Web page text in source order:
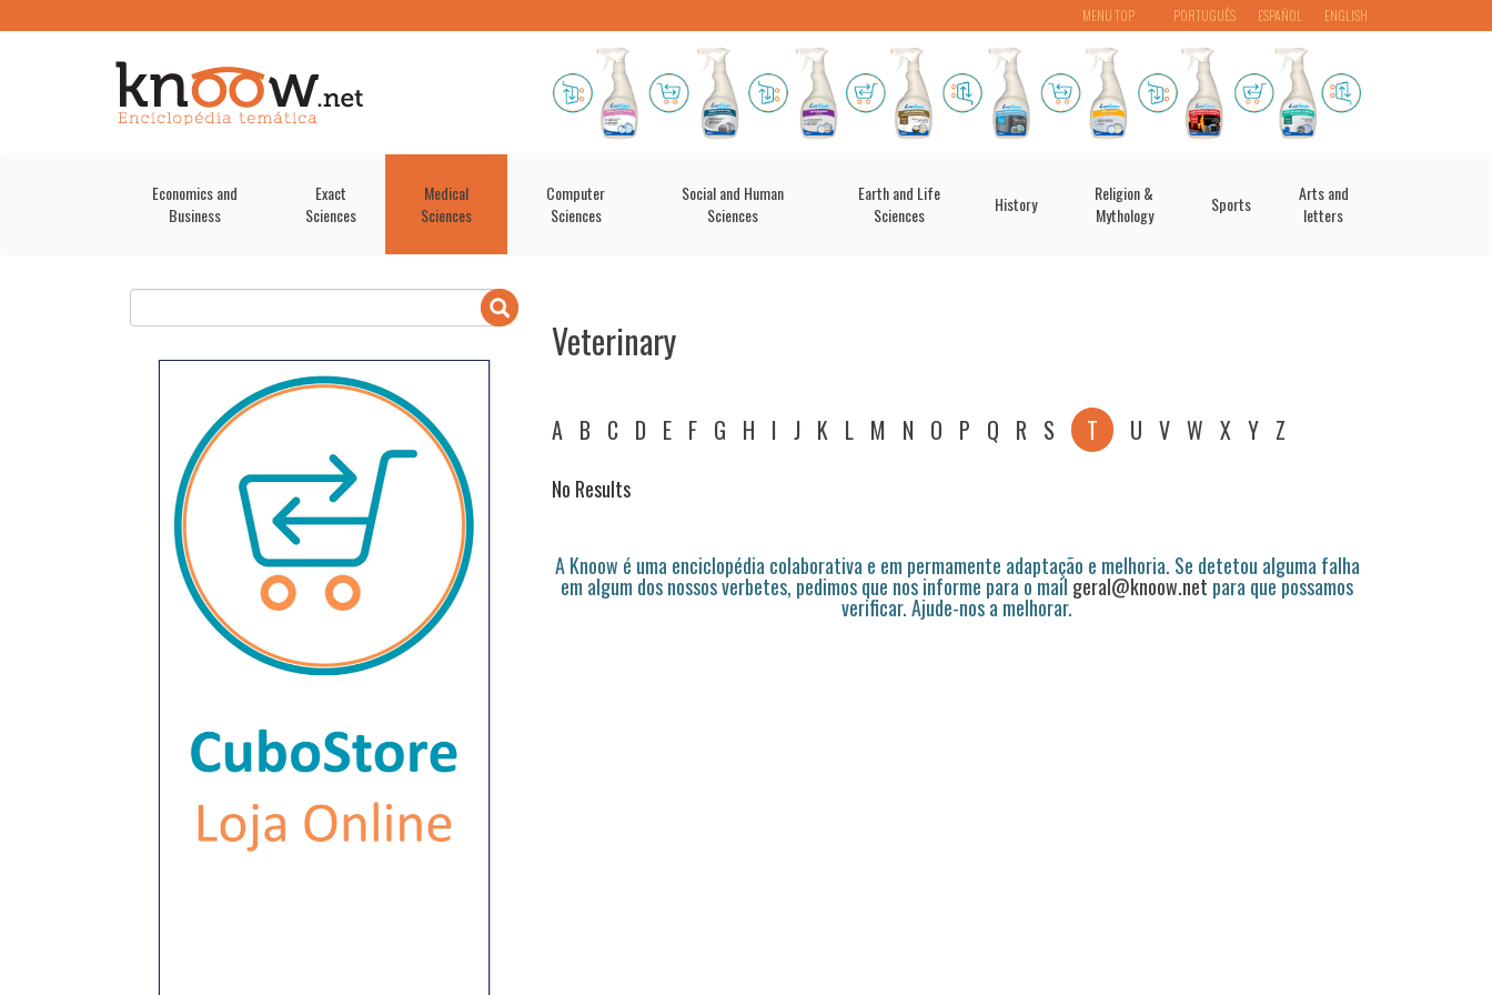
PORTUGUÊS ESPAÑOL ENGLISH
MENU TOP
Economics and
Business
Exact
Sciences
Medical
Sciences
Computer
Sciences
Social and Human
Sciences
Earth and Life
Sciences
History
Religion &
Mythology
Sports
Arts and
letters
Veterinary
A B C D E F G H I J K L M N O P Q R S T U V W X Y Z
No Results
A Knoow é uma enciclopédia colaborativa e em permamente adaptação e melhoria. Se detetou alguma falha
em algum dos nossos verbetes, pedimos que nos informe para o mail geral@knoow.net para que possamos
verificar. Ajude-nos a melhorar.